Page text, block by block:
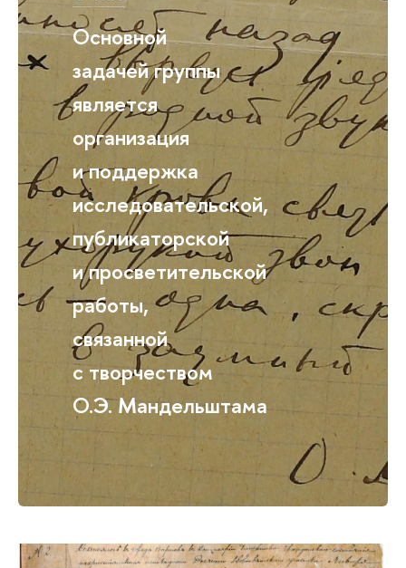
Основной
задачей группы
является
организация
и поддержка
исследовательской,
публикаторской
и просветительской
работы,
связанной
с творчеством
О.Э. Мандельштама